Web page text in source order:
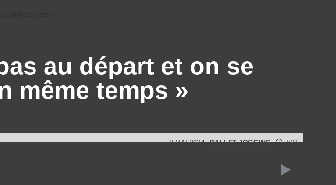
au départ et on se
même temps »
9 MAI 2024 BALLET JOGGING 7:21